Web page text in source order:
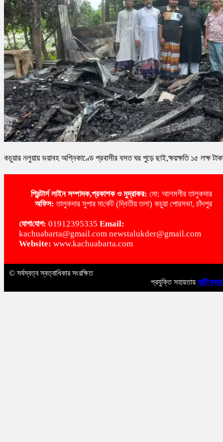
কচুয়ার নলুয়ায় ভয়াবহ অগ্নিকাণ্ডে প্রবাসীর বসত ঘর পুড়ে ছাই,ক্ষয়ক্ষতি ১৫ লক্ষ
প্রিন্টার্স লাইন সম্পাদক,প্রকাশক ও মুদ্রাকর: মো: আলমগীর তালুকদার
অ‌ফিস:তালুকদার সুপার মা‌র্কেট (দ্বিতীয় তলা) কচুয়া পোরসভা, চাঁদপুর
‌যোগা‌যোগ: 01912395335 Email:
kachuabarta@gmail.com newstalukder@gmail.com
Website: www.kachuabarta.com
© সর্বস্বত্ব স্বত্বাধিকার সংরক্ষিত
প্রযুক্তি সহায়তায় মাল্টিকেয়ার